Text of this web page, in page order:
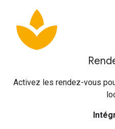
spa
Activez les rendez-vous